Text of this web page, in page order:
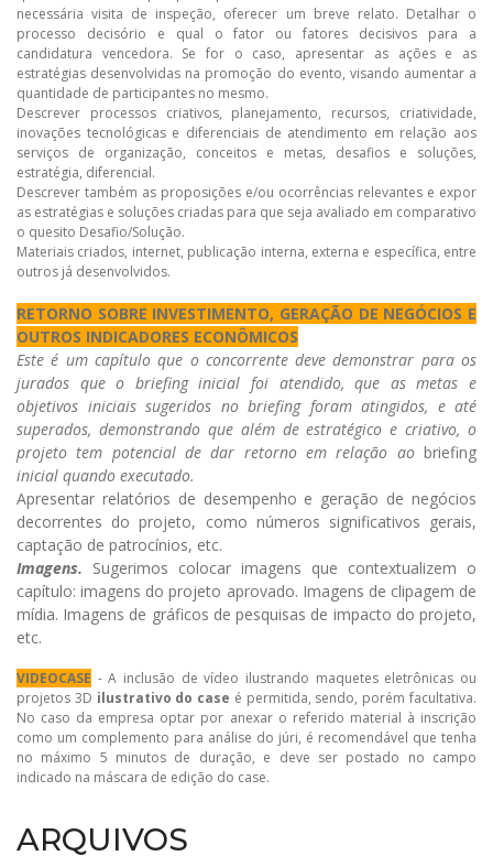
necessária visita de inspeção, oferecer um breve relato. Detalhar o
processo decisório e qual o fator ou fatores decisivos para a
candidatura vencedora. Se for o caso, apresentar as ações e as
estratégias desenvolvidas na promoção do evento, visando aumentar a
quantidade de participantes no mesmo.
Descrever processos criativos, planejamento, recursos, criatividade,
inovações tecnológicas e diferenciais de atendimento em relação aos
serviços de organização, conceitos e metas, desafios e soluções,
estratégia, diferencial.
Descrever também as proposições e/ou ocorrências relevantes e expor
as estratégias e soluções criadas para que seja avaliado em comparativo
o quesito Desafio/Solução.
Materiais criados, internet, publicação interna, externa e específica, entre
outros já desenvolvidos.
RETORNO SOBRE INVESTIMENTO, GERAÇÃO DE NEGÓCIOS E
OUTROS INDICADORES ECONÔMICOS
Este é um capítulo que o concorrente deve demonstrar para os
jurados que o briefing inicial foi atendido, que as metas e
objetivos iniciais sugeridos no briefing foram atingidos, e até
superados, demonstrando que além de estratégico e criativo, o
projeto tem potencial de dar retorno em relação ao briefing
inicial quando executado.
Apresentar relatórios de desempenho e geração de negócios
decorrentes do projeto, como números significativos gerais,
captação de patrocínios, etc.
Imagens. Sugerimos colocar imagens que contextualizem o
capítulo: imagens do projeto aprovado. Imagens de clipagem de
mídia. Imagens de gráficos de pesquisas de impacto do projeto,
etc.
VIDEOCASE - A inclusão de vídeo ilustrando maquetes eletrônicas ou
projetos 3D ilustrativo do case é permitida, sendo, porém facultativa.
No caso da empresa optar por anexar o referido material à inscrição
como um complemento para análise do júri, é recomendável que tenha
no máximo 5 minutos de duração, e deve ser postado no campo
indicado na máscara de edição do case.
ARQUIVOS